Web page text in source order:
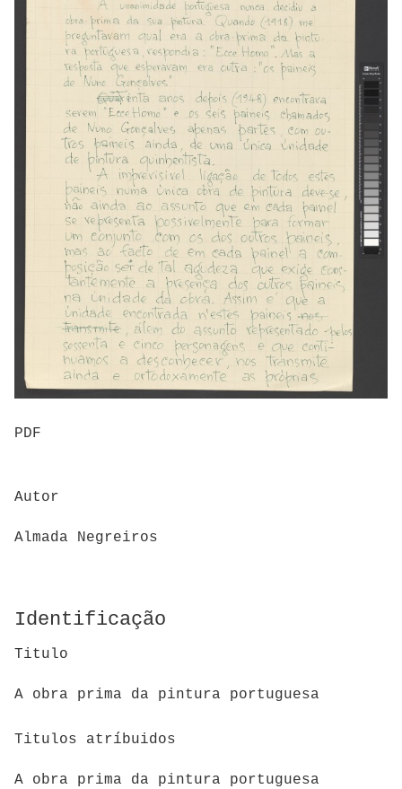
PDF
Autor
Almada Negreiros
Identificação
Titulo
A obra prima da pintura portuguesa
Titulos atríbuidos
A obra prima da pintura portuguesa